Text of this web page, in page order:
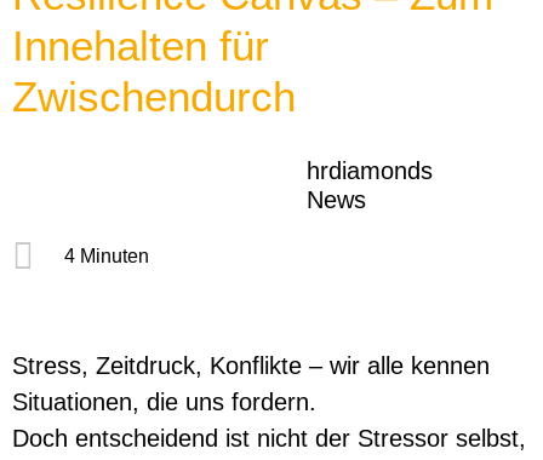
Innehalten für
Zwischendurch
hrdiamonds
News
4 Minuten
Stress, Zeitdruck, Konflikte – wir alle kennen
Situationen, die uns fordern.
Doch entscheidend ist nicht der Stressor selbst,